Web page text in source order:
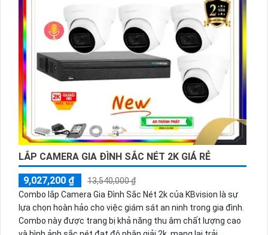
LẮP CAMERA GIA ĐÌNH SẮC NÉT 2K GIÁ RẺ
9,027,200 ₫
13,540,000 ₫
Combo lắp Camera Gia Đình Sắc Nét 2k của KBvision là sự
lựa chọn hoàn hảo cho việc giám sát an ninh trong gia đình.
Combo này được trang bị khả năng thu âm chất lượng cao